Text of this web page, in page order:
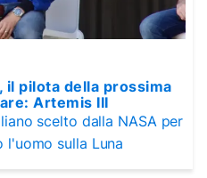
il pilota della prossima
Artemis III
scelto dalla NASA per
sulla Luna